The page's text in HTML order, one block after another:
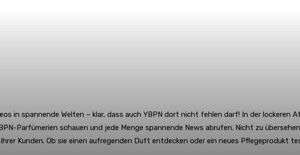
in spannende Welten – klar, dass auch YBPN dort nicht fehlen darf! In der lockeren
Parfümerien schauen und jede Menge spannende News abrufen. Nicht zu
Kunden. Ob sie einen aufregenden Duft entdecken oder ein neues Pflegeprodukt